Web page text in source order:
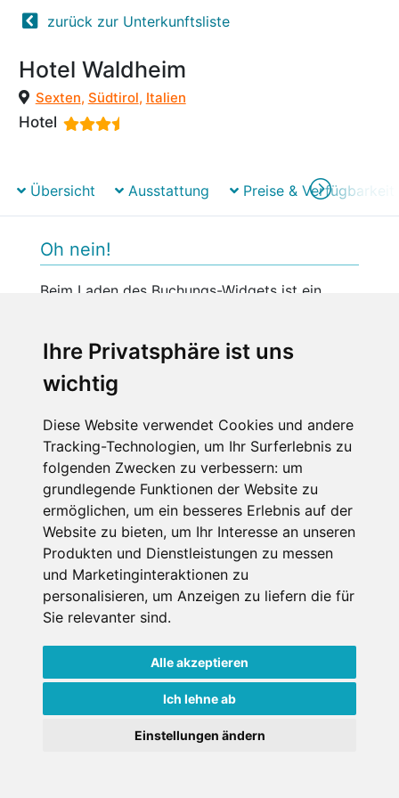
Ihre Privatsphäre ist uns
wichtig
Diese Website verwendet Cookies und andere
Tracking-Technologien, um Ihr Surferlebnis zu
folgenden Zwecken zu verbessern: um
grundlegende Funktionen der Website zu
ermöglichen, um ein besseres Erlebnis auf der
Website zu bieten, um Ihr Interesse an unseren
Produkten und Dienstleistungen zu messen
und Marketinginteraktionen zu
personalisieren, um Anzeigen zu liefern die für
Sie relevanter sind.
Alle akzeptieren
Ich lehne ab
Einstellungen ändern
zurück zur Unterkunftsliste
Hotel Waldheim
Sexten, Südtirol, Italien
Hotel
Übersicht Ausstattung Preise & Verfügbarkeit
Oh nein!
Beim Laden des Buchungs-Widgets ist ein
Datenschutzbedingungen
Nutzungsbedingungen Impressum Kontakt
Copyright © Schneemenschen GmbH 2026